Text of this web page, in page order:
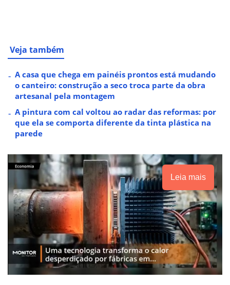
Veja também
A casa que chega em painéis prontos está mudando
o canteiro: construção a seco troca parte da obra
artesanal pela montagem
A pintura com cal voltou ao radar das reformas: por
que ela se comporta diferente da tinta plástica na
parede
Leia mais